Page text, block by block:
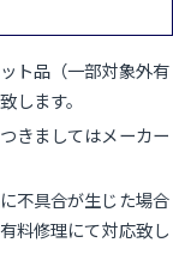
ト品（一部対象外有
します。
きましてはメーカー
不具合が生じた場合
料修理にて対応致し